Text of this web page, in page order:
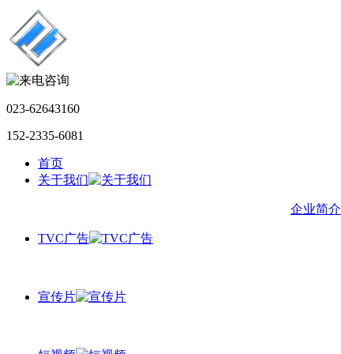
023-62643160
152-2335-6081
首页
关于我们
企业简介
TVC广告
宣传片